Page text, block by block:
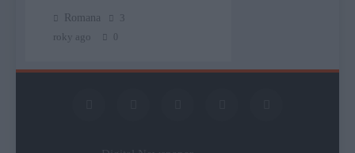
Romana
3
roky ago